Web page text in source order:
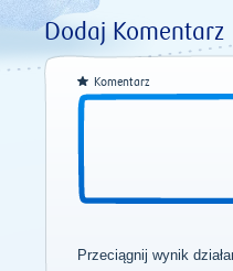
Dodaj Komentarz
Komentarz
Przeciągnij wynik